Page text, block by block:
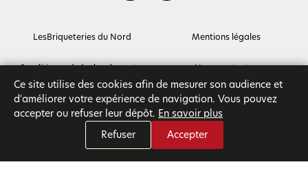
LesBriqueteries du Nord Mentions légales
Conditions générales de ventes Nous contacter
Ce site utilise des cookies afin de mesurer son audience et
d'améliorer votre expérience de navigation. Vous pouvez
accepter ou refuser leur dépôt. En savoir plus
Refuser
Accepter